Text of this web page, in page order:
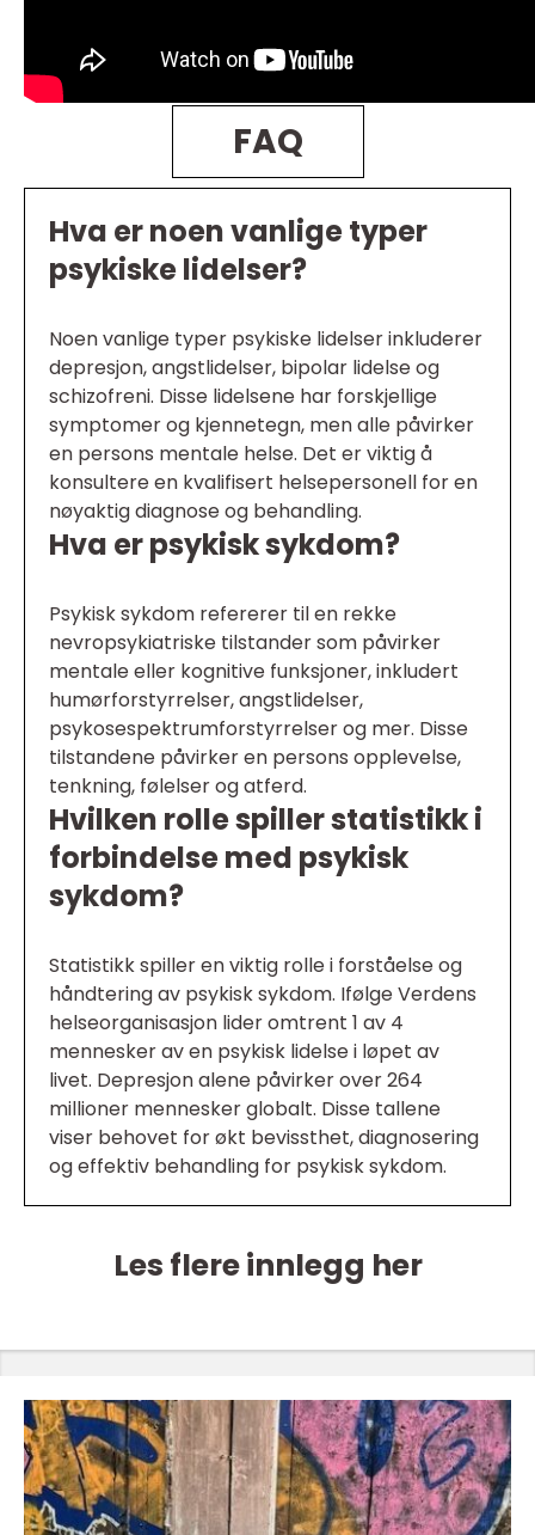
FAQ
Hva er noen vanlige typer
psykiske lidelser?
Noen vanlige typer psykiske lidelser inkluderer
depresjon, angstlidelser, bipolar lidelse og
schizofreni. Disse lidelsene har forskjellige
symptomer og kjennetegn, men alle påvirker
en persons mentale helse. Det er viktig å
konsultere en kvalifisert helsepersonell for en
nøyaktig diagnose og behandling.
Hva er psykisk sykdom?
Psykisk sykdom refererer til en rekke
nevropsykiatriske tilstander som påvirker
mentale eller kognitive funksjoner, inkludert
humørforstyrrelser, angstlidelser,
psykosespektrumforstyrrelser og mer. Disse
tilstandene påvirker en persons opplevelse,
tenkning, følelser og atferd.
Hvilken rolle spiller statistikk i
forbindelse med psykisk
sykdom?
Statistikk spiller en viktig rolle i forståelse og
håndtering av psykisk sykdom. Ifølge Verdens
helseorganisasjon lider omtrent 1 av 4
mennesker av en psykisk lidelse i løpet av
livet. Depresjon alene påvirker over 264
millioner mennesker globalt. Disse tallene
viser behovet for økt bevissthet, diagnosering
og effektiv behandling for psykisk sykdom.
Les flere innlegg her